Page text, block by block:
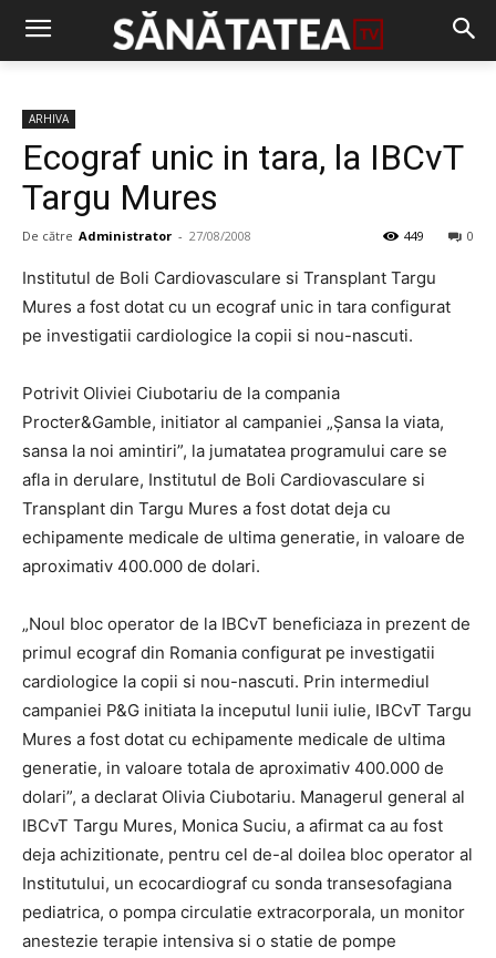
ARHIVA
Ecograf unic in tara, la IBCvT
Targu Mures
De către Administrator - 27/08/2008 0
449
Institutul de Boli Cardiovasculare si Transplant Targu
Mures a fost dotat cu un ecograf unic in tara configurat
pe investigatii cardiologice la copii si nou-nascuti.
Potrivit Oliviei Ciubotariu de la compania
Procter&Gamble, initiator al campaniei „Şansa la viata,
sansa la noi amintiri”, la jumatatea programului care se
afla in derulare, Institutul de Boli Cardiovasculare si
Transplant din Targu Mures a fost dotat deja cu
echipamente medicale de ultima generatie, in valoare de
aproximativ 400.000 de dolari.
„Noul bloc operator de la IBCvT beneficiaza in prezent de
primul ecograf din Romania configurat pe investigatii
cardiologice la copii si nou-nascuti. Prin intermediul
campaniei P&G initiata la inceputul lunii iulie, IBCvT Targu
Mures a fost dotat cu echipamente medicale de ultima
generatie, in valoare totala de aproximativ 400.000 de
dolari”, a declarat Olivia Ciubotariu. Managerul general al
IBCvT Targu Mures, Monica Suciu, a afirmat ca au fost
deja achizitionate, pentru cel de-al doilea bloc operator al
Institutului, un ecocardiograf cu sonda transesofagiana
pediatrica, o pompa circulatie extracorporala, un monitor
anestezie terapie intensiva si o statie de pompe